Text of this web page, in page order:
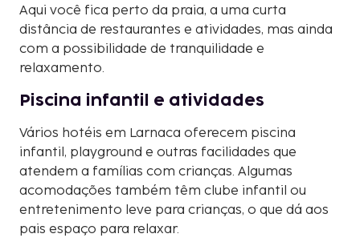
Aqui você fica perto da praia, a uma curta
distância de restaurantes e atividades, mas ainda
com a possibilidade de tranquilidade e
relaxamento.
Piscina infantil e atividades
Vários hotéis em Larnaca oferecem piscina
infantil, playground e outras facilidades que
atendem a famílias com crianças. Algumas
acomodações também têm clube infantil ou
entretenimento leve para crianças, o que dá aos
pais espaço para relaxar.